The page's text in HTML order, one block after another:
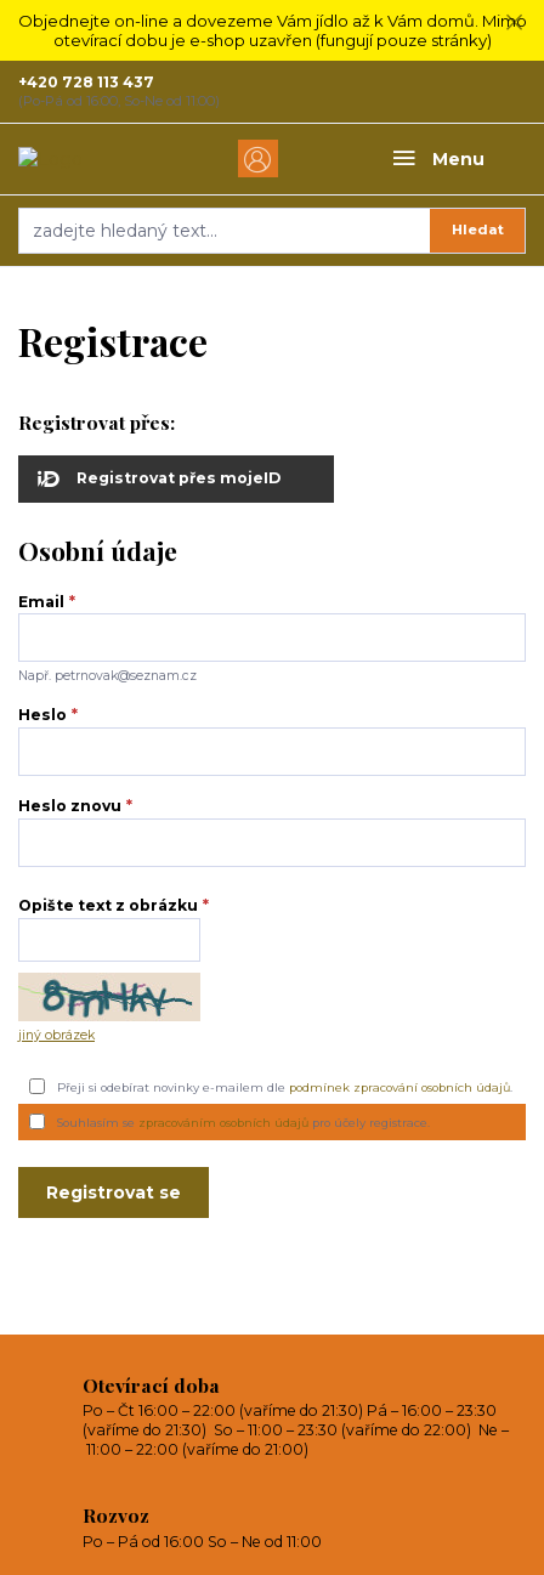
Objednejte on-line a dovezeme Vám jídlo až k Vám domů. Mimo
otevírací dobu je e-shop uzavřen (fungují pouze stránky)
Menu
Hledat
+420 728 113 437
(Po-Pá od 16:00, So-Ne od 11:00)
Registrace
Registrovat přes:
Registrovat přes mojeID
Osobní údaje
Email *
Např. petrnovak@seznam.cz
Heslo *
Heslo znovu *
Opište text z obrázku *
jiný obrázek
Přeji si odebírat novinky e-mailem dle podmínek zpracování osobních údajů.
Souhlasím se zpracováním osobních údajůpro účely registrace.
Registrovat se
Otevírací doba
Po – Čt 16:00 – 22:00 (vaříme do 21:30) Pá – 16:00 – 23:30
(vaříme do 21:30) So – 11:00 – 23:30 (vaříme do 22:00) Ne –
11:00 – 22:00 (vaříme do 21:00)
Rozvoz
Po – Pá od 16:00 So – Ne od 11:00